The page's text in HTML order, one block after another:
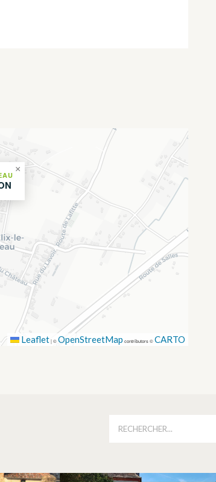
×
Leaflet |©OpenStreetMap contributors ©CARTO